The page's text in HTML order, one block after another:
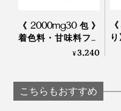
《2000mg30包》
着色料・甘味料フリ
ー、高純度VitaminC
¥3,240
こちらもおすすめ